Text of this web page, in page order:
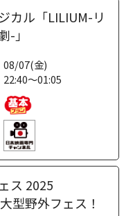
カル「LILIUM-リ
-」
08/07(金)
22:40～01:05
ス 2025
野外フェス！